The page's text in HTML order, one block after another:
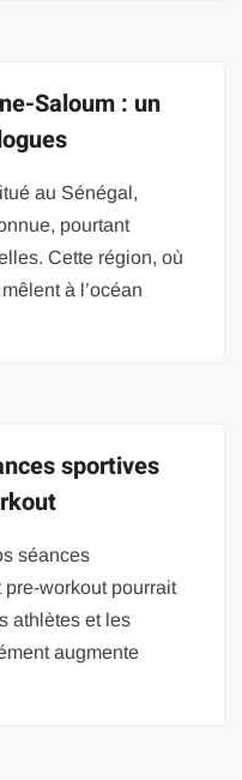
Saloum : un
au Sénégal,
pourtant
Cette région, où
à l’océan
sportives
séances
pre-workout pourrait
athlètes et les
augmente